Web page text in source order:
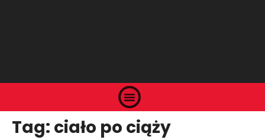
Tag: ciało po ciąży